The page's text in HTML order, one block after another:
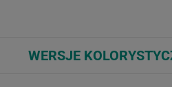
WERSJE